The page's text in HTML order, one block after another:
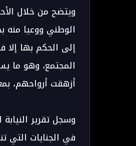
ويتضح من خلال
الوطني ووعيا منه
إلى الحكم بها إلا
أزهقت أرواحهم،
وسجل تقرير
في الجنايات التي